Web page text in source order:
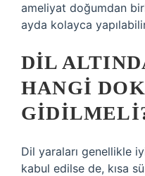
ameliyat doğumdan
ayda kolayca
DIL
HANGI
Dil yaraları genellikle
kabul edilse de, kısa